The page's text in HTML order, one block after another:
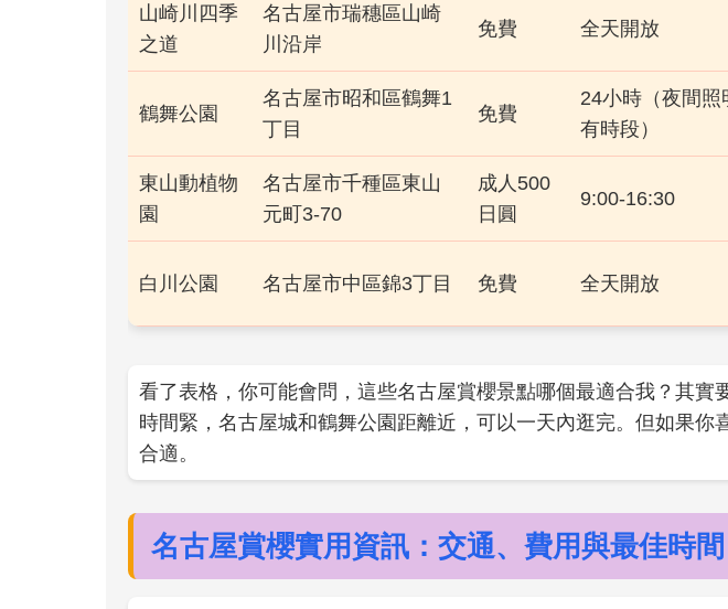
山崎川四季
之道
名古屋市瑞穗區山崎
川沿岸
免費 全天開放
鶴舞公園
名古屋市昭和區鶴舞1
丁目
免費
24小時（夜間照
有時段）
東山動植物
園
名古屋市千種區東山
元町3-70
成人500
日圓
9:00-16:30
白川公園 名古屋市中區錦3丁目 免費 全天開放
看了表格，你可能會問，這些名古屋賞櫻景點哪個最適合我？其實
時間緊，名古屋城和鶴舞公園距離近，可以一天內逛完。但如果你
合適。
名古屋賞櫻實用資訊：交通、費用與最佳時間